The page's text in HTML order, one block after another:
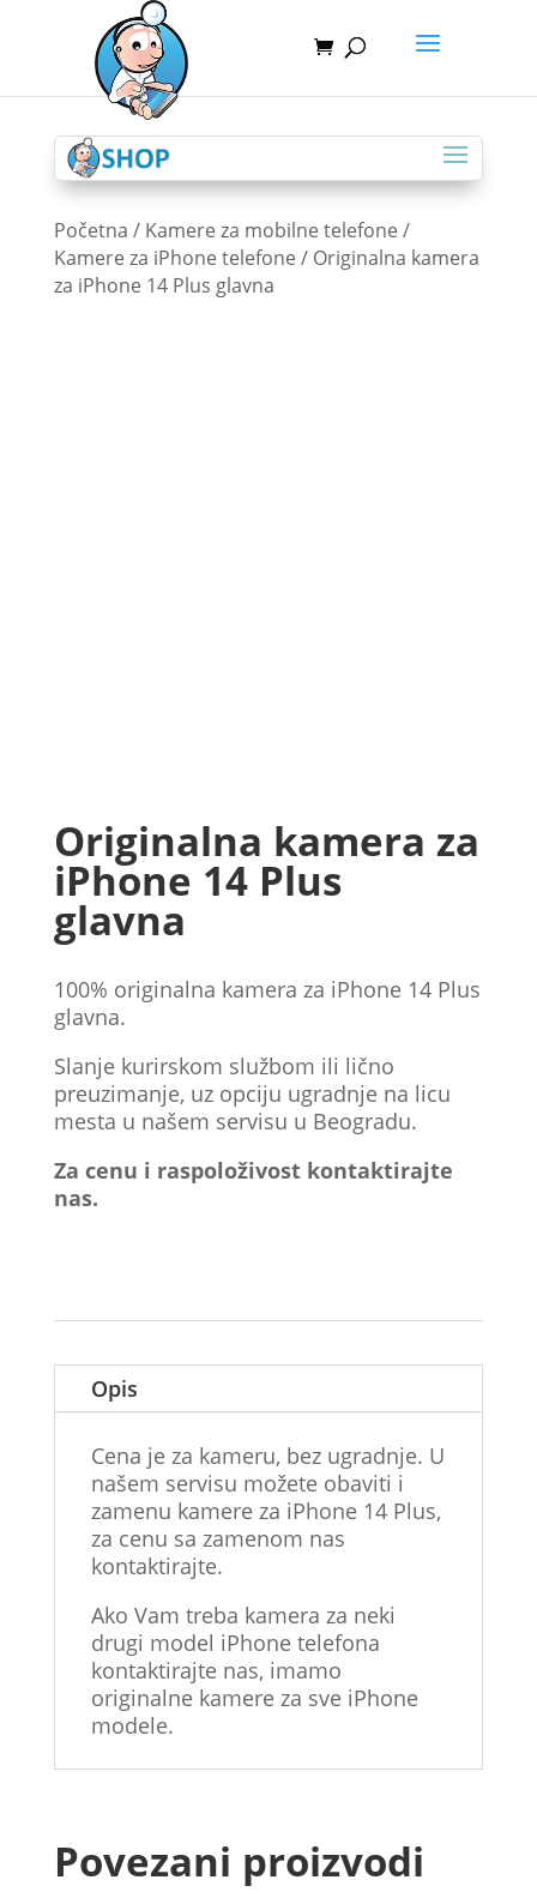
Početna / Kamere za mobilne telefone /
Kamere za iPhone telefone / Originalna kamera
za iPhone 14 Plus glavna
Originalna kamera za
iPhone 14 Plus
glavna
100% originalna kamera za iPhone 14 Plus
glavna.
Slanje kurirskom službom ili lično
preuzimanje, uz opciju ugradnje na licu
mesta u našem servisu u Beogradu.
Za cenu i raspoloživost kontaktirajte
nas.
Opis
Cena je za kameru, bez ugradnje. U
našem servisu možete obaviti i
zamenu kamere za iPhone 14 Plus,
za cenu sa zamenom nas
kontaktirajte.
Ako Vam treba kamera za neki
drugi model iPhone telefona
kontaktirajte nas, imamo
originalne kamere za sve iPhone
modele.
Povezani proizvodi